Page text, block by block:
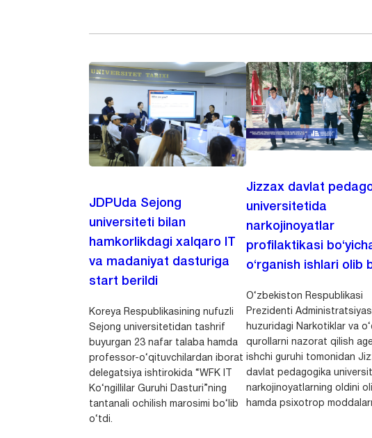
JDPUda Sejong
universiteti bilan
hamkorlikdagi xalqaro IT
va madaniyat dasturiga
start berildi
Koreya Respublikasining nufuzli
Sejong universitetidan tashrif
buyurgan 23 nafar talaba hamda
professor-o‘qituvchilardan iborat
delegatsiya ishtirokida “WFK IT
Ko‘ngillilar Guruhi Dasturi”ning
tantanali ochilish marosimi bo‘lib
o‘tdi.
Jizzax davlat
universitetida
narkojinoyatlar
profilaktikasi
o‘rganish ishlari olib
O‘zbekiston Respublikasi
Prezidenti
huzuridagi Narkotiklar va
qurollarni nazorat qilish
ishchi guruhi tomonidan
davlat pedagogika
narkojinoyatlarning oldini
hamda psixotrop